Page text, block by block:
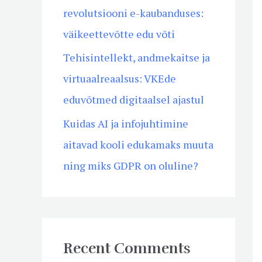
revolutsiooni e-kaubanduses:
väikeettevõtte edu võti
Tehisintellekt, andmekaitse ja
virtuaalreaalsus: VKEde
eduvõtmed digitaalsel ajastul
Kuidas AI ja infojuhtimine
aitavad kooli edukamaks muuta
ning miks GDPR on oluline?
Recent Comments